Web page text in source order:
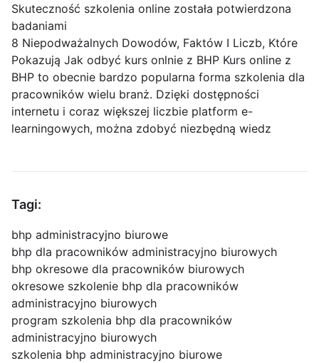
Skuteczność szkolenia online została potwierdzona
badaniami
8 Niepodważalnych Dowodów, Faktów I Liczb, Które
Pokazują Jak odbyć kurs onlnie z BHP Kurs online z
BHP to obecnie bardzo popularna forma szkolenia dla
pracowników wielu branż. Dzięki dostępności
internetu i coraz większej liczbie platform e-
learningowych, można zdobyć niezbędną wiedz
Tagi:
bhp administracyjno biurowe
bhp dla pracowników administracyjno biurowych
bhp okresowe dla pracowników biurowych
okresowe szkolenie bhp dla pracowników
administracyjno biurowych
program szkolenia bhp dla pracowników
administracyjno biurowych
szkolenia bhp administracyjno biurowe